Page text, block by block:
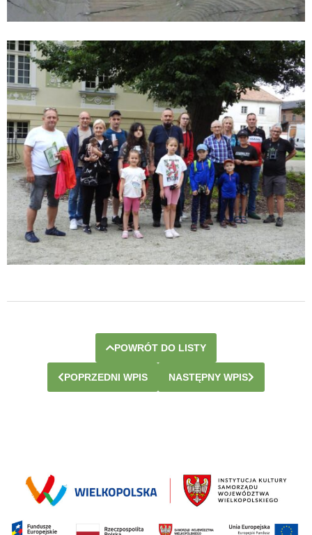
POWRÓT DO LISTY
POPRZEDNI WPIS NASTĘPNY WPIS